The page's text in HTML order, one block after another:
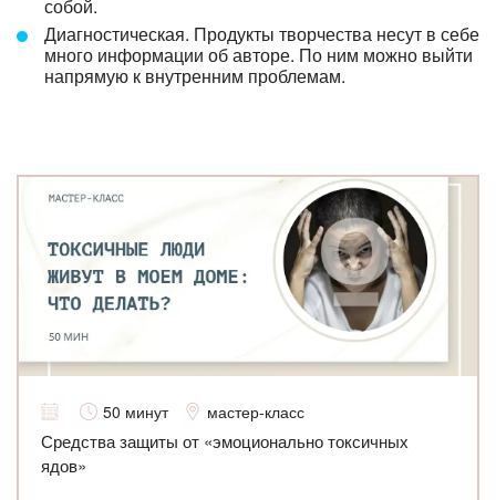
собой.
Диагностическая. Продукты творчества несут в себе
много информации об авторе. По ним можно выйти
напрямую к внутренним проблемам.
50 минут мастер-класс
Средства защиты от «эмоционально токсичных
ядов»